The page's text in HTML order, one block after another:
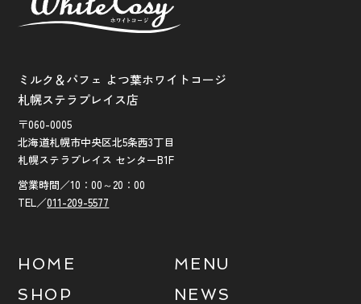
ミルク＆パフェ よつ葉ホワイトコージ
札幌ステラプレイス店
〒060-0005
北海道札幌市中央区北5条西3丁目
札幌ステラプレイス センターB1F
営業時間／10：00～20：00
TEL／011-209-5577​
HOME
MENU
SHOP
NEWS